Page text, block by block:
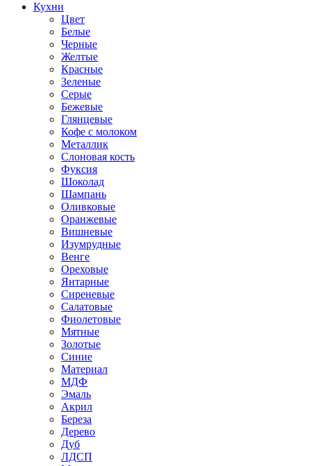
Кухни
Цвет
Белые
Черные
Желтые
Красные
Зеленые
Серые
Бежевые
Глянцевые
Кофе с молоком
Металлик
Слоновая кость
Фуксия
Шоколад
Шампань
Оливковые
Оранжевые
Вишневые
Изумрудные
Венге
Ореховые
Янтарные
Сиреневые
Салатовые
Фиолетовые
Мятные
Золотые
Синие
Материал
МДФ
Эмаль
Акрил
Береза
Дерево
Дуб
ЛДСП